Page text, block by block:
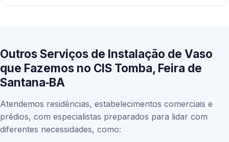
Outros Serviços de Instalação de Vaso
que Fazemos no CIS Tomba, Feira de
Santana‑BA
Atendemos residências, estabelecimentos comerciais e
prédios, com especialistas preparados para lidar com
diferentes necessidades, como: